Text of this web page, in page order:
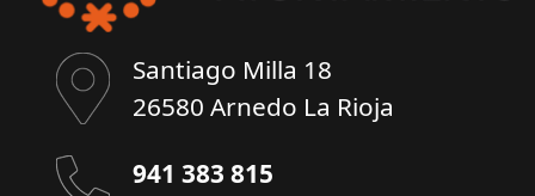
Santiago Milla 18
26580 Arnedo La Rioja
941 383 815